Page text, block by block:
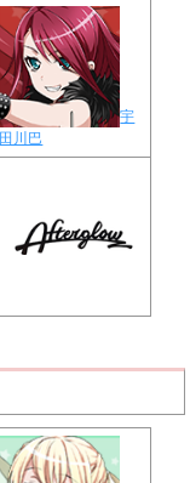
宇
田川巴